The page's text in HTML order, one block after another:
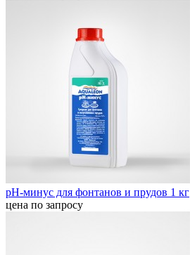
pH-минус для фонтанов и прудов 1 кг
цена по запросу